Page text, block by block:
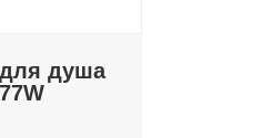
душа